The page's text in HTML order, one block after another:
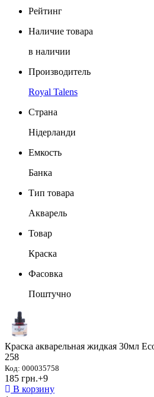
Рейтинг
Наличие товара
в наличии
Производитель
Royal Talens
Страна
Нідерланди
Емкость
Банка
Тип товара
Акварель
Товар
Краска
Фасовка
Поштучно
Краска акварельная жидкая 30мл
258
Код: 000035758
185 грн.+9
В корзину